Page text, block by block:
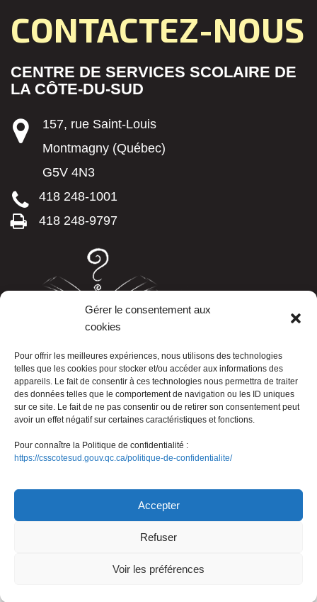
Gérer le consentement aux
cookies
Pour offrir les meilleures expériences, nous utilisons des technologies
telles que les cookies pour stocker et/ou accéder aux informations des
appareils. Le fait de consentir à ces technologies nous permettra de traiter
des données telles que le comportement de navigation ou les ID uniques
sur ce site. Le fait de ne pas consentir ou de retirer son consentement peut
avoir un effet négatif sur certaines caractéristiques et fonctions.
Pour connaître la Politique de confidentialité :
https://csscotesud.gouv.qc.ca/politique-de-confidentialite/
Accepter
Refuser
Voir les préférences
CONTACTEZ-NOUS
CENTRE DE SERVICES SCOLAIRE DE
LA CÔTE-DU-SUD
157, rue Saint-Louis
Montmagny (Québec)
G5V 4N3
418 248-1001
418 248-9797
LISTE TÉLÉPHONIQUE
Nous joindre
© Gouvernement du Québec, 2026